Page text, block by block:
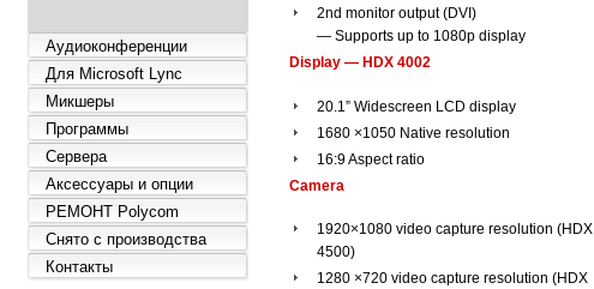
Аудиоконференции
Для Microsoft Lync
Микшеры
Программы
Сервера
Аксессуары и опции
РЕМОНТ Polycom
Снято с производства
Контакты
2nd monitor output (DVI)
— Supports up to 1080p display
Display — HDX 4002
20.1” Widescreen LCD display
1680 ×1050 Native resolution
16:9 Aspect ratio
Camera
1920×1080 video capture resolution (HDX
4500)
1280 ×720 video capture resolution (HDX